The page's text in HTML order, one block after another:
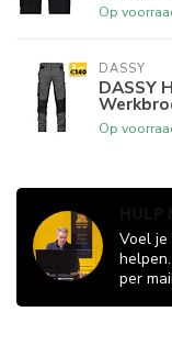
Op
DASSY
DASSY
Op
Voel je
per